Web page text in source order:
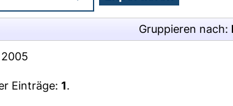
Gruppieren nach:
2005
Einträge:1.